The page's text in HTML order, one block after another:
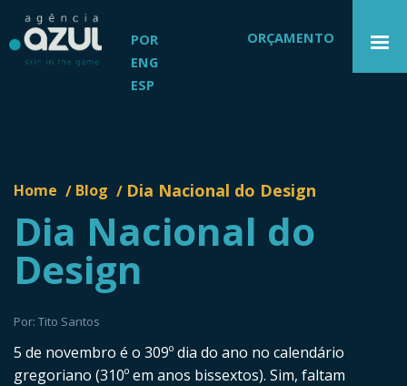
POR
ENG
ESP
ORÇAMENTO
Home / Blog / Dia Nacional do Design
Dia Nacional do
Design
Por: Tito Santos
5 de novembro é o 309º dia do ano no calendário
gregoriano (310º em anos bissextos). Sim, faltam